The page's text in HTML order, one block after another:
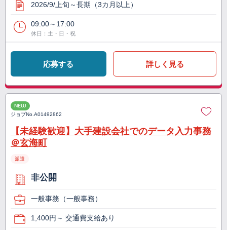
2026/9/上旬～長期（3カ月以上）
09:00～17:00
休日：土・日・祝
応募する 詳しく見る
NEW
ジョブNo.A01492862
【未経験歓迎】大手建設会社でのデータ入力事務
＠玄海町
派遣
非公開
一般事務（一般事務）
1,400円～ 交通費支給あり